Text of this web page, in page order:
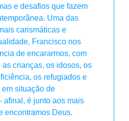
e desafios que fazem
Uma das
carismáticas e
Francisco nos
de encararmos, com
crianças, os idosos, os
os refugiados e
situação de
afinal, é junto aos mais
encontramos Deus.